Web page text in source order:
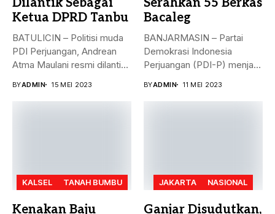
Ketua DPRD Tanbu
BATULICIN – Politisi muda
PDI Perjuangan, Andrean
Atma Maulani resmi dilantik
BYADMIN 15 MEI 2023
Bacaleg
BANJARMASIN – Partai
Demokrasi Indonesia
Perjuangan (PDI-P) menjadi
BYADMIN 11 MEI 2023
KALSEL TANAH BUMBU
Kenakan Baju
JAKARTA NASIONAL
Ganjar Disudutkan,